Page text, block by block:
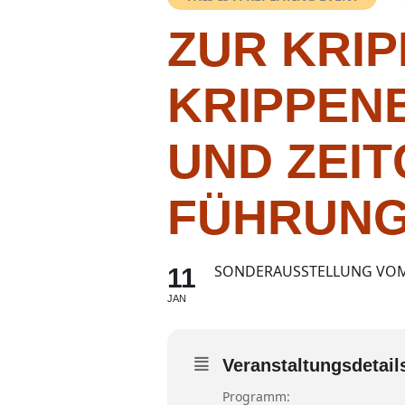
ZUR
UND
11
JAN
SONDERAUSSTELLUNG
Programm: